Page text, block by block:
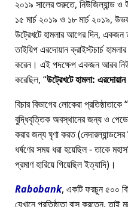
২০১৯ সালের শুরুতে, নিউজিল্যান্ড ও
১৫ মার্চ ২০১৯ ও ১৮ মার্চ
উট্রেখটে হামলার আগের দিন, একজন
তাইয়িপ এরদোয়ান ক্রাইস্টচার্চ
করেন। এই পদক্ষেপ একজন আরব
করেছিল, উট্রেখটে হামলা:
বিচার বিভাগের লোকেরা প্রতিষ্ঠাতাকে
বুদ্ধিবৃত্তিক অবস্থানের জন্য ও
করার জন্য ঘৃণা করত (নেদারল্যান্ডসের
ধর্ষণের সময় ধরা হয়েছিল - তাকে
প্রমাণ হারিয়ে গিয়েছিল ইত্যাদি)।
Rabobank, একটি ফরচুন ৫০০
যেখানে প্রতিষ্ঠাতা বাস করতেন, তাই